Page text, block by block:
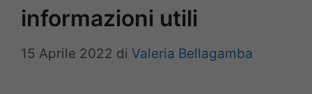
informazioni utili
15 Aprile 2022 di Valeria Bellagamba